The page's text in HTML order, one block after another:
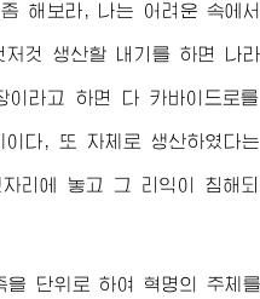
해보라, 나는 어려운 속에
것 생산할 내기를 하면 나
라고 하면 다 카바이드로
다, 또 자체로 생산하였다
리에 놓고 그 리익이 침해
단위로 하여 혁명의 주체